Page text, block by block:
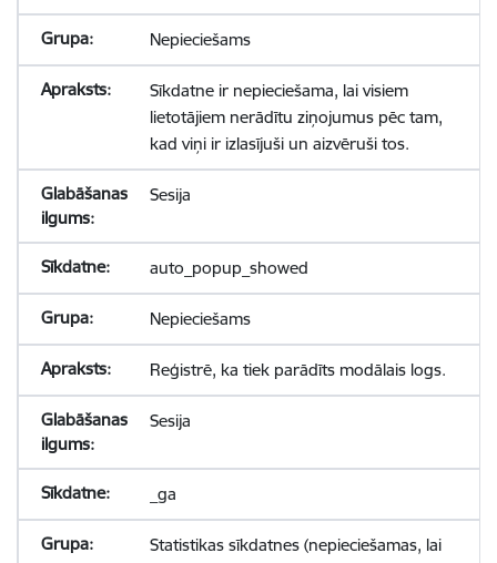
Nepieciešams
Sīkdatne ir nepieciešama, lai visiem
lietotājiem nerādītu ziņojumus pēc tam,
kad viņi ir izlasījuši un aizvēruši tos.
Sesija
auto_popup_showed
Nepieciešams
Reģistrē, ka tiek parādīts modālais logs.
Sesija
_ga
Statistikas sīkdatnes (nepieciešamas, lai